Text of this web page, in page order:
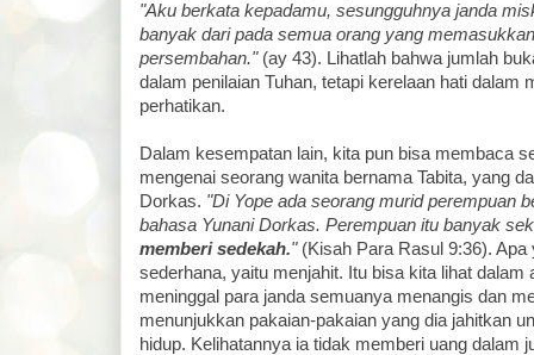
"Aku berkata kepadamu, sesungguhnya janda
banyak dari pada semua orang yang
persembahan."(ay 43). Lihatlah bahwa jumlah
dalam penilaian Tuhan, tetapi kerelaan hati dalam
perhatikan.
Dalam kesempatan lain, kita pun bisa membaca
mengenai seorang wanita bernama Tabita, yang
Dorkas. "Di Yope ada seorang murid perempuan
bahasa Yunani Dorkas. Perempuan itu banyak
memberi sedekah." (Kisah Para Rasul 9:36). Apa
sederhana, yaitu menjahit. Itu bisa kita lihat dalam
meninggal para janda semuanya menangis dan
menunjukkan pakaian-pakaian yang dia jahitkan
hidup. Kelihatannya ia tidak memberi uang dalam